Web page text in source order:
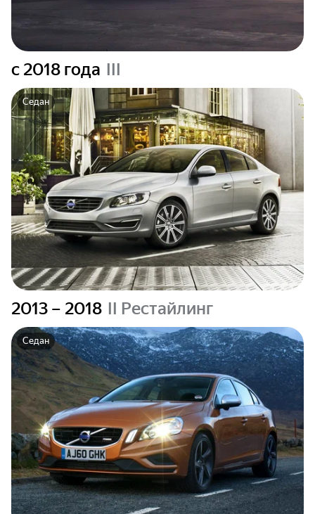
c 2018 года III
Седан
2013 – 2018 II Рестайлинг
Седан